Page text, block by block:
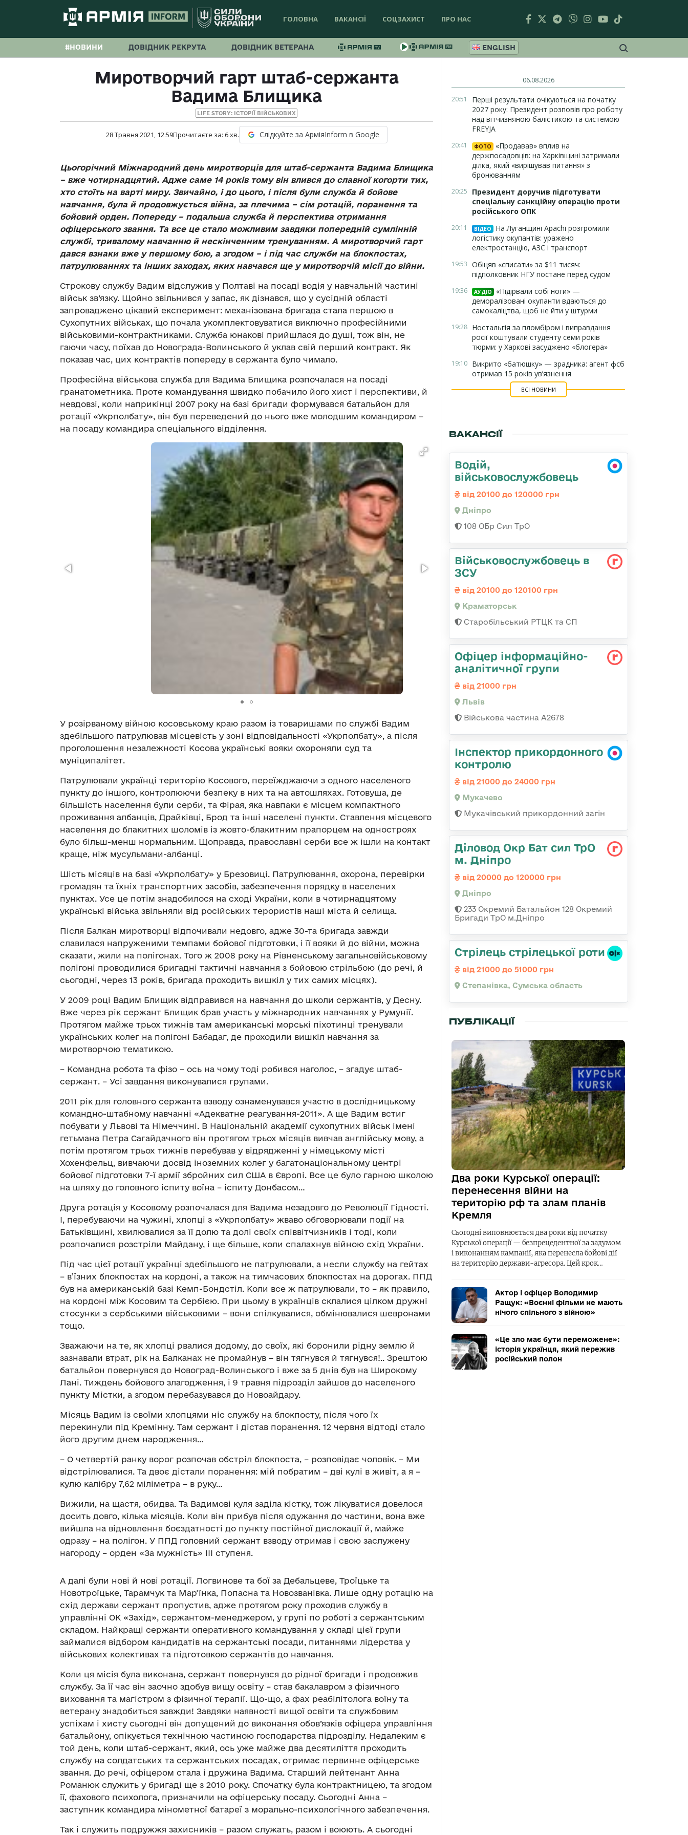
ГОЛОВНА ВАКАНСІЇ СОЦЗАХИСТ ПРО НАС
#НОВИНИ ДОВІДНИК РЕКРУТА ДОВІДНИК ВЕТЕРАНА ENGLISH
Миротворчий гарт штаб-сержанта
Вадима Блищика
LIFE STORY: ІСТОРІЇ ВІЙСЬКОВИХ
28 Травня 2021, 12:59Прочитаєте за: 6хв. Слідкуйте за АрміяInform в Google
Цьогорічний Міжнародний день миротворців для штаб-сержанта Вадима Блищика
– вже чотирнадцятий. Адже саме 14 років тому він влився до славної когорти тих,
хто стоїть на варті миру. Звичайно, і до цього, і після були служба й бойове
навчання, була й продовжується війна, за плечима – сім ротацій, поранення та
бойовий орден. Попереду – подальша служба й перспектива отримання
офіцерського звання. Та все це стало можливим завдяки попередній сумлінній
службі, тривалому навчанню й нескінченним тренуванням. А миротворчий гарт
дався взнаки вже у першому бою, а згодом – і під час служби на блокпостах,
патрулюваннях та інших заходах, яких навчався ще у миротворчій місії до війни.
Строкову службу Вадим відслужив у Полтаві на посаді водія у навчальній частині
військ зв’язку. Щойно звільнився у запас, як дізнався, що у сусідній області
запроваджено цікавий експеримент: механізована бригада стала першою в
Сухопутних військах, що почала укомплектовуватися виключно професійними
військовими-контрактниками. Служба юнакові прийшлася до душі, тож він, не
гаючи часу, поїхав до Новограда-Волинського й уклав свій перший контракт. Як
показав час, цих контрактів попереду в сержанта було чимало.
Професійна військова служба для Вадима Блищика розпочалася на посаді
гранатометника. Проте командування швидко побачило його хист і перспективи, й
невдовзі, коли наприкінці 2007 року на базі бригади формувався батальйон для
ротації «Укрполбату», він був переведений до нього вже молодшим командиром –
на посаду командира спеціального відділення.
У розірваному війною косовському краю разом із товаришами по службі Вадим
здебільшого патрулював місцевість у зоні відповідальності «Укрполбату», а після
проголошення незалежності Косова українські вояки охороняли суд та
муніципалітет.
Патрулювали українці територію Косового, переїжджаючи з одного населеного
пункту до іншого, контролюючи безпеку в них та на автошляхах. Готовуша, де
більшість населення були серби, та Фірая, яка навпаки є місцем компактного
проживання албанців, Драйківці, Брод та інші населені пункти. Ставлення місцевого
населення до блакитних шоломів із жовто-блакитним прапорцем на одностроях
було більш-менш нормальним. Щоправда, православні серби все ж ішли на контакт
краще, ніж мусульмани-албанці.
Шість місяців на базі «Укрполбату» у Брезовиці. Патрулювання, охорона, перевірки
громадян та їхніх транспортних засобів, забезпечення порядку в населених
пунктах. Усе це потім знадобилося на сході України, коли в чотирнадцятому
українські війська звільняли від російських терористів наші міста й селища.
Після Балкан миротворці відпочивали недовго, адже 30-та бригада завжди
славилася напруженими темпами бойової підготовки, і її вояки й до війни, можна
сказати, жили на полігонах. Того ж 2008 року на Рівненському загальновійськовому
полігоні проводилися бригадні тактичні навчання з бойовою стрільбою (до речі, й
сьогодні, через 13 років, бригада проходить вишкіл у тих самих місцях).
У 2009 році Вадим Блищик відправився на навчання до школи сержантів, у Десну.
Вже через рік сержант Блищик брав участь у міжнародних навчаннях у Румунії.
Протягом майже трьох тижнів там американські морські піхотинці тренували
українських колег на полігоні Бабадаг, де проходили вишкіл навчання за
миротворчою тематикою.
– Командна робота та фізо – ось на чому тоді робився наголос, – згадує штаб-
сержант. – Усі завдання виконувалися групами.
2011 рік для головного сержанта взводу ознаменувався участю в дослідницькому
командно-штабному навчанні «Адекватне реагування-2011». А ще Вадим встиг
побувати у Львові та Німеччині. В Національній академії сухопутних військ імені
гетьмана Петра Сагайдачного він протягом трьох місяців вивчав англійську мову, а
потім протягом трьох тижнів перебував у відрядженні у німецькому місті
Хохенфельц, вивчаючи досвід іноземних колег у багатонаціональному центрі
бойової підготовки 7-ї армії збройних сил США в Європі. Все це було гарною школою
на шляху до головного іспиту воїна – іспиту Донбасом…
Друга ротація у Косовому розпочалася для Вадима незадовго до Революції Гідності.
І, перебуваючи на чужині, хлопці з «Укрполбату» жваво обговорювали події на
Батьківщині, хвилювалися за її долю та долі своїх співвітчизників і тоді, коли
розпочалися розстріли Майдану, і ще більше, коли спалахнув війною схід України.
Під час цієї ротації українці здебільшого не патрулювали, а несли службу на гейтах
– в’їзних блокпостах на кордоні, а також на тимчасових блокпостах на дорогах. ППД
був на американській базі Кемп-Бондстіл. Коли все ж патрулювали, то – як правило,
на кордоні між Косовим та Сербією. При цьому в українців склалися цілком дружні
стосунки з сербськими військовими – вони спілкувалися, обмінювалися шевронами
тощо.
Зважаючи на те, як хлопці рвалися додому, до своїх, які боронили рідну землю й
зазнавали втрат, рік на Балканах не промайнув – він тягнувся й тягнувся!.. Зрештою
батальйон повернувся до Новоград-Волинського і вже за 5 днів був на Широкому
Лані. Тиждень бойового злагодження, і 9 травня підрозділ зайшов до населеного
пункту Містки, а згодом перебазувався до Новоайдару.
Місяць Вадим із своїми хлопцями ніс службу на блокпосту, після чого їх
перекинули під Кремінну. Там сержант і дістав поранення. 12 червня відтоді стало
його другим днем народження…
– О четвертій ранку ворог розпочав обстріл блокпоста, – розповідає чоловік. – Ми
відстрілювалися. Та двоє дістали поранення: мій побратим – дві кулі в живіт, а я –
кулю калібру 7,62 міліметра – в руку…
Вижили, на щастя, обидва. Та Вадимові куля заділа кістку, тож лікуватися довелося
досить довго, кілька місяців. Коли він прибув після одужання до частини, вона вже
вийшла на відновлення боєздатності до пункту постійної дислокації й, майже
одразу – на полігон. У ППД головний сержант взводу отримав і свою заслужену
нагороду – орден «За мужність» ІІІ ступеня.
А далі були нові й нові ротації. Логвинове та бої за Дебальцеве, Троїцьке та
Новотроїцьке, Тарамчук та Мар’їнка, Попасна та Новозванівка. Лише одну ротацію на
схід держави сержант пропустив, адже протягом року проходив службу в
управлінні ОК «Захід», сержантом-менеджером, у групі по роботі з сержантським
складом. Найкращі сержанти оперативного командування у складі цієї групи
займалися відбором кандидатів на сержантські посади, питаннями лідерства у
військових колективах та підготовкою сержантів до навчання.
Коли ця місія була виконана, сержант повернувся до рідної бригади і продовжив
службу. За її час він заочно здобув вищу освіту – став бакалавром з фізичного
виховання та магістром з фізичної терапії. Що-що, а фах реабілітолога воїну та
ветерану знадобиться завжди! Завдяки наявності вищої освіти та службовим
успіхам і хисту сьогодні він допущений до виконання обов’язків офіцера управління
батальйону, опікується технічною частиною господарства підрозділу. Недалеким є
той день, коли штаб-сержант, який, ось уже майже два десятиліття проходить
службу на солдатських та сержантських посадах, отримає первинне офіцерське
звання. До речі, офіцером стала і дружина Вадима. Старший лейтенант Анна
Романюк служить у бригаді ще з 2010 року. Спочатку була контрактницею, та згодом
її, фахового психолога, призначили на офіцерську посаду. Сьогодні Анна –
заступник командира мінометної батареї з морально-психологічного забезпечення.
Так і служить подружжя захисників – разом служать, разом і воюють. А сьогодні
06.08.2026
20:51
Перші результати очікуються на початку
2027 року: Президент розповів про роботу
над вітчизняною балістикою та системою
FREYJA
20:41 ФОТО
«Продавав» вплив на
держпосадовців: на Харківщині затримали
ділка, який «вирішував питання» з
бронюванням
20:25
Президент доручив підготувати
спеціальну санкційну операцію проти
російського ОПК
20:11 ВІДЕО
На Луганщині Apachi розгромили
логістику окупантів: уражено
електростанцію, АЗС і транспорт
19:53 Обіцяв «списати» за $11 тисяч:
підполковник НГУ постане перед судом
19:36 АУДІО
«Підірвали собі ноги» —
деморалізовані окупанти вдаються до
самокаліцтва, щоб не йти у штурми
19:28 Ностальгія за пломбіром і виправдання
росії коштували студенту семи років
тюрми: у Харкові засуджено «блогера»
19:10 Викрито «батюшку» — зрадника: агент фсб
отримав 15 років ув’язнення
ВСІ НОВИНИ
ВАКАНСІЇ
Водій,
військовослужбовець
від 20100 до 120000 грн
Дніпро
108 ОБр Сил ТрО
Військовослужбовець в
ЗСУ
від 20100 до 120100 грн
Краматорськ
Старобільський РТЦК та СП
Офіцер інформаційно-
аналітичної групи
від 21000 грн
Львів
Військова частина А2678
Інспектор прикордонного
контролю
від 21000 до 24000 грн
Мукачево
Мукачівський прикордонний загін
Діловод Окр Бат сил ТрО
м. Дніпро
від 20000 до 120000 грн
Дніпро
233 Окремий Батальйон 128 Окремий
Бригади ТрО м.Дніпро
Стрілець стрілецької роти
від 21000 до 51000 грн
Степанівка, Сумська область
ПУБЛІКАЦІЇ
Два роки Курської операції:
перенесення війни на
територію рф та злам планів
Кремля
Сьогодні виповнюється два роки від початку
Курської операції — безпрецедентної за задумом
і виконанням кампанії, яка перенесла бойові дії
на територію держави-агресора. Цей крок…
Актор і офіцер Володимир
Ращук: «Воєнні фільми не мають
нічого спільного з війною»
«Це зло має бути переможене»:
історія українця, який пережив
російський полон